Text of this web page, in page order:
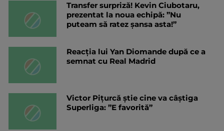
Transfer surpriză! Kevin Ciubotaru,
prezentat la noua echipă: ”Nu
puteam să ratez șansa asta!”
Reacția lui Yan Diomande după ce a
semnat cu Real Madrid
Victor Pițurcă știe cine va câștiga
Superliga: ”E favorită”